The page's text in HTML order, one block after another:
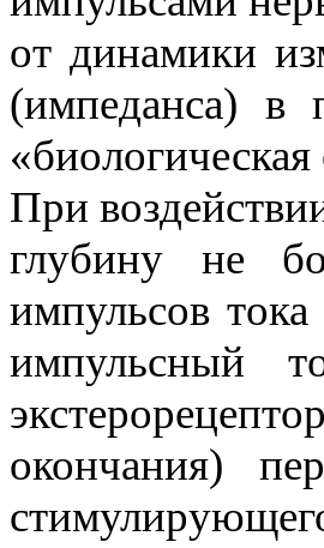
от динамики
(импеданса) в
«биологическая
При
глубину не
импульсов
импульсный
окончания)